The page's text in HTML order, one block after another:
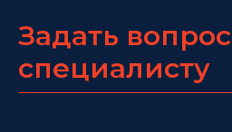
Задать вопрос
специалисту